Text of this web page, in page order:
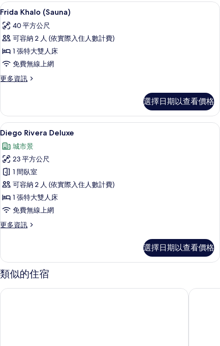
顯
示
Frida
Khalo
(Sauna)
的
所
片
高級寢具、舒適加層、客房內保險箱、
14
Frida Khalo (Sauna)
40 平方公尺
可容納 2 人 (依實際入住人數計費)
1 張特大雙人床
免費無線上網
更多資訊
更
(Sauna)
的
詳
選擇日期以查看價格
顯
示
Diego
Rivera
Deluxe
的
所
有
相
Diego Rivera Deluxe | 高級寢具、舒
11
Diego Rivera Deluxe
城市景
23 平方公尺
1 間臥室
可容納 2 人 (依實際入住人數計費)
1 張特大雙人床
免費無線上網
更多資訊
更
Deluxe
的
詳
選擇日期以查看價格
類似的住宿
德庫民宿 AR 218